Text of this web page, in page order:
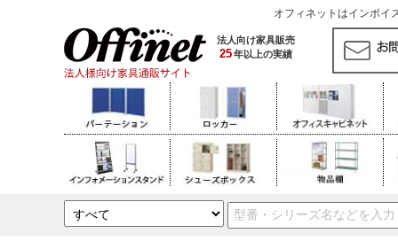
オフィネットはインボイ
法人向け家具販売
25年以上の実績